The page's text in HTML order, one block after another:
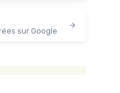
sur Google